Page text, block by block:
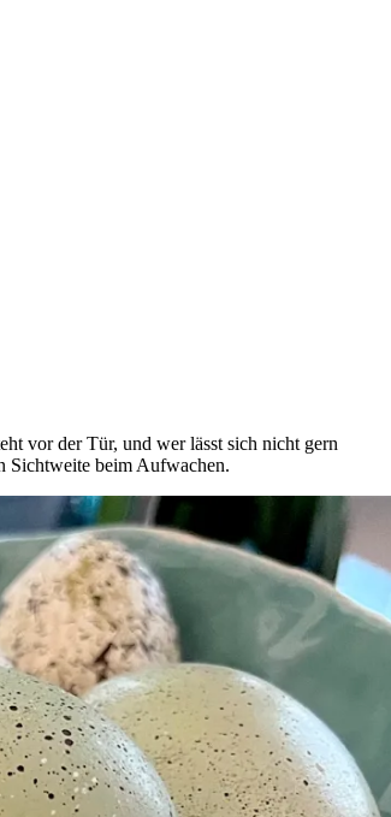
vor der Tür, und wer lässt sich nicht gern
Sichtweite beim Aufwachen.